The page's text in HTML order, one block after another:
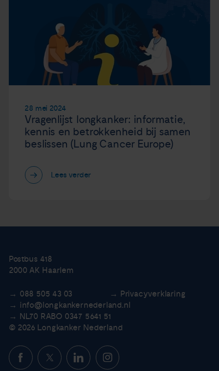
28 mei 2024
Vragenlijst longkanker: informatie,
kennis en betrokkenheid bij samen
beslissen (Lung Cancer Europe)
Lees verder
Postbus 418
2000 AK Haarlem
088 505 43 03
Privacyverklaring
info@longkankernederland.nl
NL70 RABO 0347 5641 51
© 2026 Longkanker Nederland